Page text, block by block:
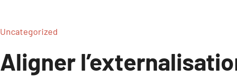
Uncategorized
Aligner